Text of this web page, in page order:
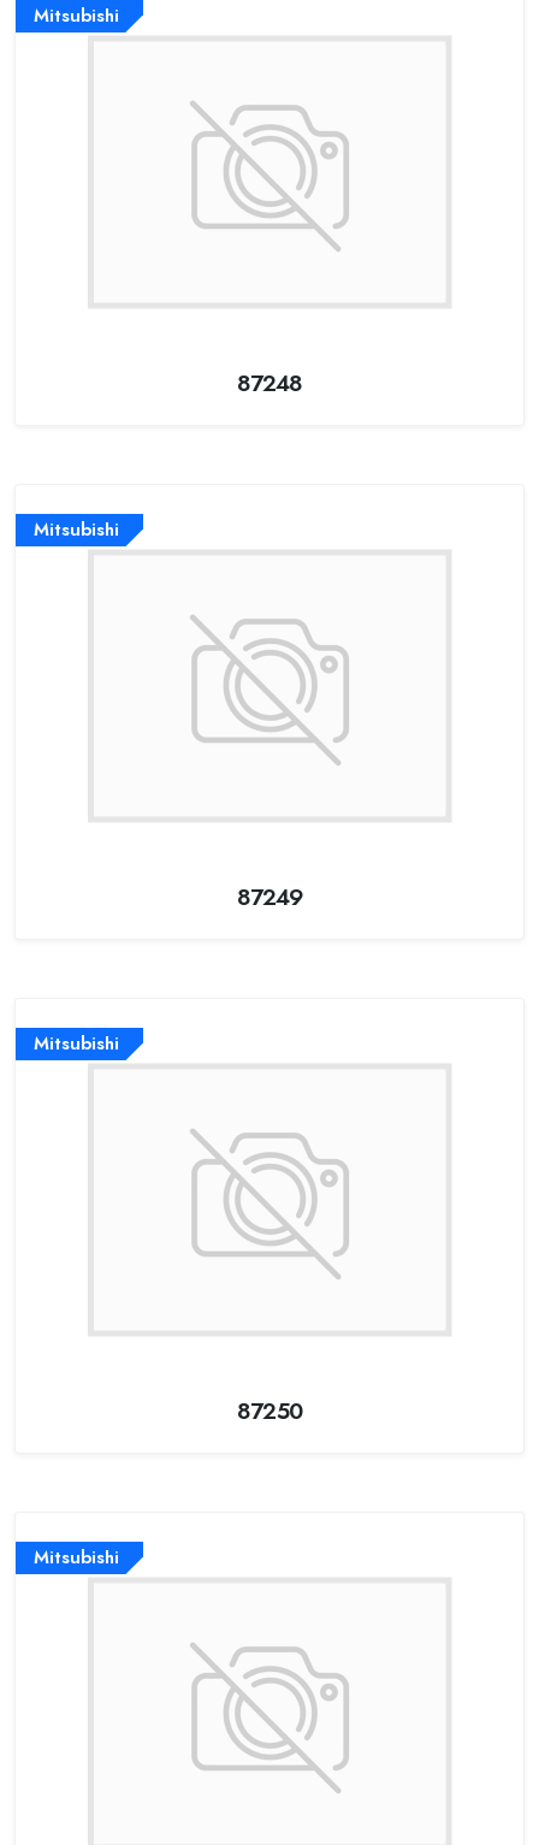
Mitsubishi
87248
Mitsubishi
87249
Mitsubishi
87250
Mitsubishi